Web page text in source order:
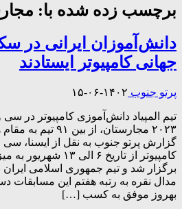
برچسب زده شده با:
دانش‌آموزان ایرانی در
جهانی کامپیوتر ایستادند
پرتو جنوب ۱۴۰۲-۰۶-۱۵
تیم المپیاد دانش‌آموزی کامپیوتر در سی
۲۰۲۳ مجارستان، از
گزارش پرتو جنوب به نقل از ایسنا، سی و
کامپیوتر از تاریخ ۶
مدال نقره به رتبه هفتم این مسابقات
بهروز موفق به کسب […]